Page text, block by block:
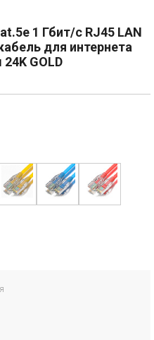
1 Гбит/с RJ45 LAN
для интернета
GOLD